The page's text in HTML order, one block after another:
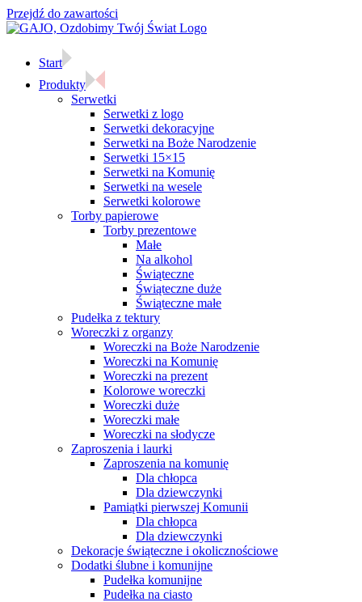
Przejdź do zawartości
Start
Produkty
Serwetki
Serwetki z logo
Serwetki dekoracyjne
Serwetki na Boże Narodzenie
Serwetki 15×15
Serwetki na Komunię
Serwetki na wesele
Serwetki kolorowe
Torby papierowe
Torby prezentowe
Małe
Na alkohol
Świąteczne
Świąteczne duże
Świąteczne małe
Pudełka z tektury
Woreczki z organzy
Woreczki na Boże Narodzenie
Woreczki na Komunię
Woreczki na prezent
Kolorowe woreczki
Woreczki duże
Woreczki małe
Woreczki na słodycze
Zaproszenia i laurki
Zaproszenia na komunię
Dla chłopca
Dla dziewczynki
Pamiątki pierwszej Komunii
Dla chłopca
Dla dziewczynki
Dekoracje świąteczne i okolicznościowe
Dodatki ślubne i komunijne
Pudełka komunijne
Pudełka na ciasto